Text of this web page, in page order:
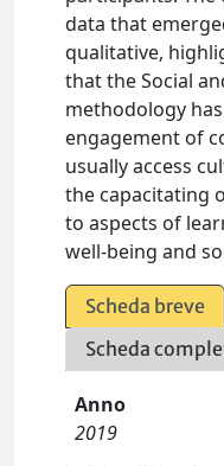
data that
qualitative,
that the Social
methodology
engagement of
usually access
the capacitating
to aspects of
well-being and
Scheda breve
Scheda
Anno
2019